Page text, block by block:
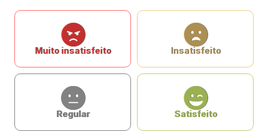
Muito insatisfeito Insatisfeito
Regular Satisfeito